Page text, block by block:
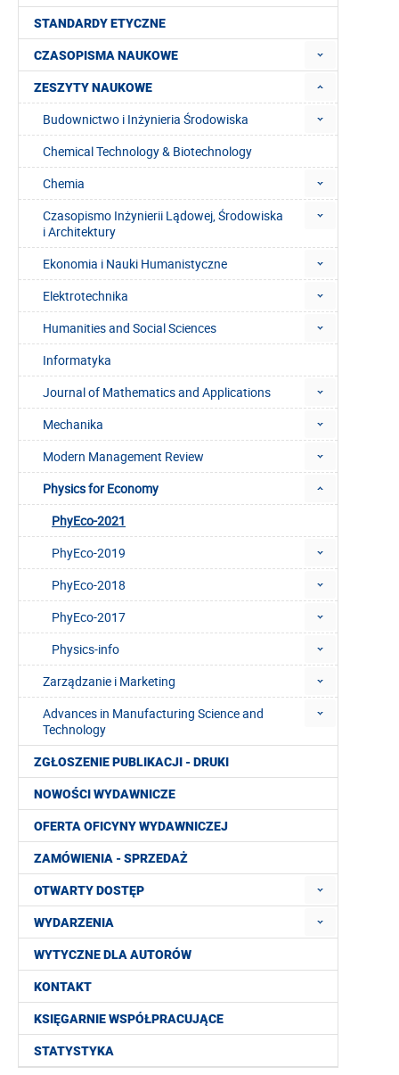
STANDARDY ETYCZNE
CZASOPISMA NAUKOWE
ZESZYTY NAUKOWE
Budownictwo i Inżynieria Środowiska
Chemical Technology & Biotechnology
Chemia
Czasopismo Inżynierii Lądowej, Środowiska
i Architektury
Ekonomia i Nauki Humanistyczne
Elektrotechnika
Humanities and Social Sciences
Informatyka
Journal of Mathematics and Applications
Mechanika
Modern Management Review
Physics for Economy
PhyEco-2021
PhyEco-2019
PhyEco-2018
PhyEco-2017
Physics-info
Zarządzanie i Marketing
Advances in Manufacturing Science and
Technology
ZGŁOSZENIE PUBLIKACJI - DRUKI
NOWOŚCI WYDAWNICZE
OFERTA OFICYNY WYDAWNICZEJ
ZAMÓWIENIA - SPRZEDAŻ
OTWARTY DOSTĘP
WYDARZENIA
WYTYCZNE DLA AUTORÓW
KONTAKT
KSIĘGARNIE WSPÓŁPRACUJĄCE
STATYSTYKA